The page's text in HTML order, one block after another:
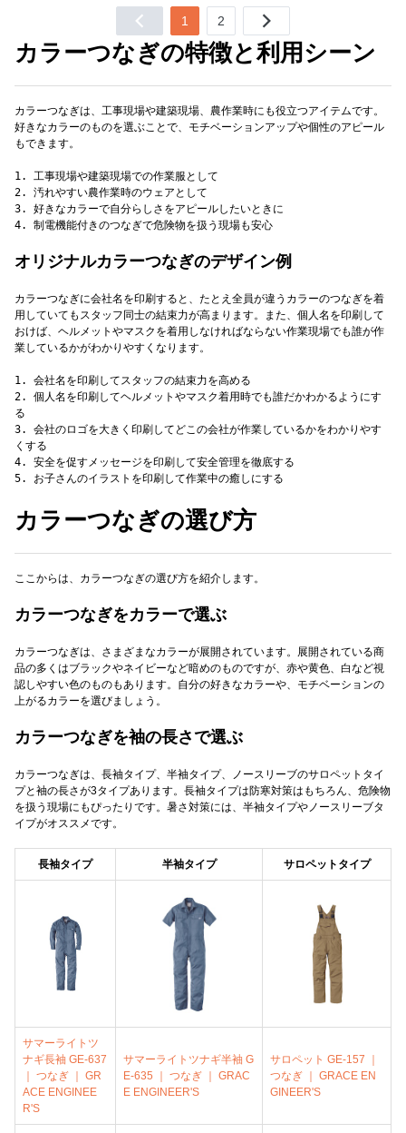
1 2
カラーつなぎの特徴と利用シーン
カラーつなぎは、工事現場や建築現場、農作業時にも役立つアイテムです。
好きなカラーのものを選ぶことで、モチベーションアップや個性のアピール
もできます。
1. 工事現場や建築現場での作業服として
2. 汚れやすい農作業時のウェアとして
3. 好きなカラーで自分らしさをアピールしたいときに
オリジナルカラーつなぎのデザイン例
カラーつなぎに会社名を印刷すると、たとえ全員が違うカラーのつなぎを着
用していてもスタッフ同士の結束力が高まります。また、個人名を印刷して
おけば、ヘルメットやマスクを着用しなければならない作業現場でも誰が作
業しているかがわかりやすくなります。
1. 会社名を印刷してスタッフの結束力を高める
2. 個人名を印刷してヘルメットやマスク着用時でも誰だかわかるようにす
る
3. 会社のロゴを大きく印刷してどこの会社が作業しているかをわかりやす
くする
4. 安全を促すメッセージを印刷して安全管理を徹底する
カラーつなぎの選び方
ここからは、カラーつなぎの選び方を紹介します。
カラーつなぎをカラーで選ぶ
カラーつなぎは、さまざまなカラーが展開されています。展開されている商
品の多くはブラックやネイビーなど暗めのものですが、赤や黄色、白など視
認しやすい色のものもあります。自分の好きなカラーや、モチベーションの
上がるカラーを選びましょう。
カラーつなぎを袖の長さで選ぶ
カラーつなぎは、長袖タイプ、半袖タイプ、ノースリーブのサロペットタイ
プと袖の長さが3タイプあります。長袖タイプは防寒対策はもちろん、危険物
を扱う現場にもぴったりです。暑さ対策には、半袖タイプやノースリーブタ
イプがオススメです。
長袖タイプ 半袖タイプ サロペットタイプ
サマーライトツ
ナギ長袖 GE-637
｜ つなぎ ｜ GR
ACE ENGINEE
R'S
サマーライトツナギ半袖 G
E-635 ｜ つなぎ ｜ GRAC
E ENGINEER'S
サロペット GE-157 ｜
つなぎ ｜ GRACE EN
GINEER'S